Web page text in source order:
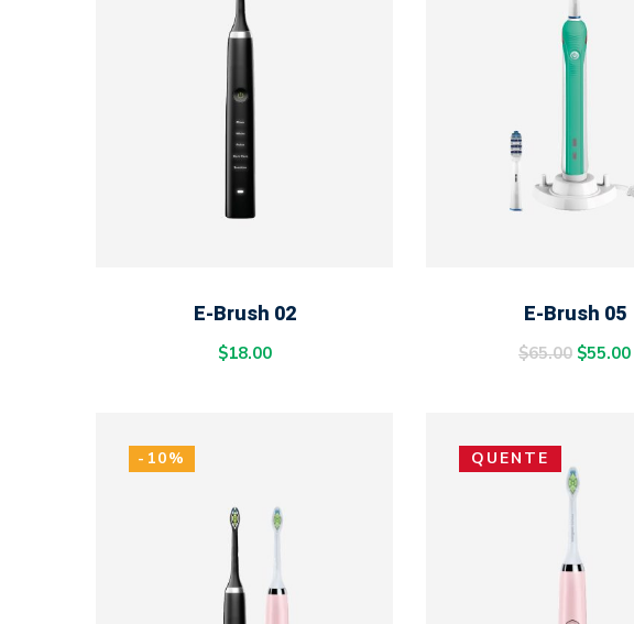
E-Brush 02
$18.00
E-Brush 05
$65.00 $55.00
-10% QUENTE